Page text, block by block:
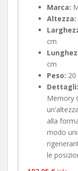
Marca:
Altezza:
cm
cm
Peso: 20
Dettagli:
Memory
alla
modo
le